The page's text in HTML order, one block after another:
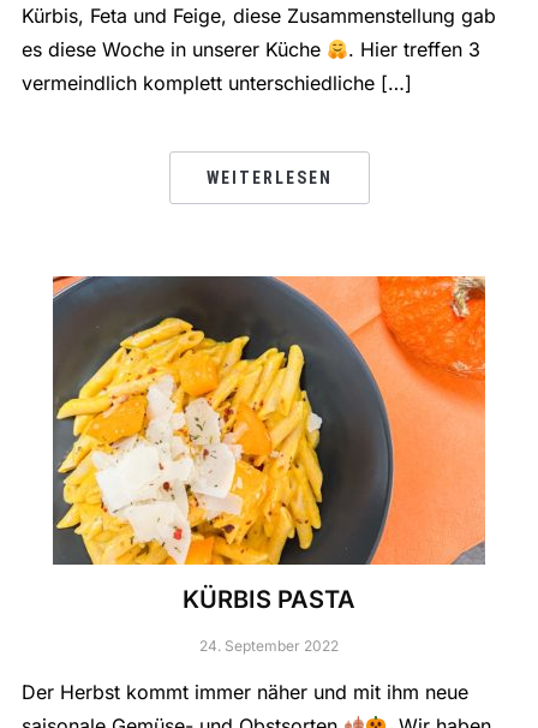
Kürbis, Feta und Feige, diese Zusammenstellung gab
es diese Woche in unserer Küche
. Hier treffen 3
vermeindlich komplett unterschiedliche […]
WEITERLESEN
KÜRBIS PASTA
24. September 2022
Der Herbst kommt immer näher und mit ihm neue